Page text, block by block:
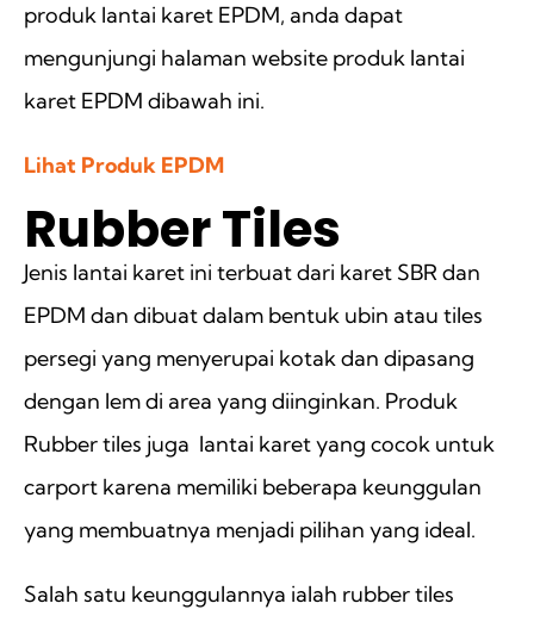
produk lantai karet EPDM, anda dapat
mengunjungi halaman website produk lantai
karet EPDM dibawah ini.
Lihat Produk EPDM
Rubber Tiles
Jenis lantai karet ini terbuat dari karet SBR dan
EPDM dan dibuat dalam bentuk ubin atau tiles
persegi yang menyerupai kotak dan dipasang
dengan lem di area yang diinginkan. Produk
Rubber tiles juga lantai karet yang cocok untuk
carport karena memiliki beberapa keunggulan
yang membuatnya menjadi pilihan yang ideal.
Salah satu keunggulannya ialah rubber tiles